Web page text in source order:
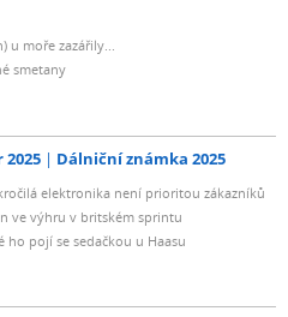
u moře zazářily...
smetany
2025 Dálniční známka 2025
elektronika není prioritou zákazníků
ve výhru v britském sprintu
ho pojí se sedačkou u Haasu